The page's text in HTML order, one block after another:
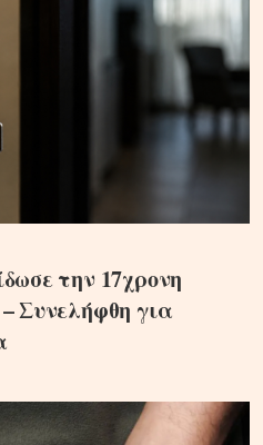
την 17χρονη
Συνελήφθη για